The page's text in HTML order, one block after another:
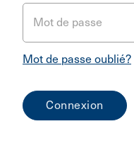
Mot de passe
Mot de passe oublié?